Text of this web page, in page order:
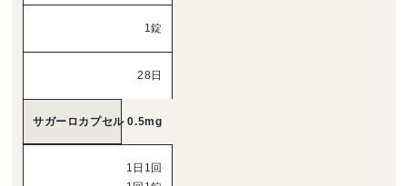
1錠
28日
サガーロカプセル 0.5mg
1日1回